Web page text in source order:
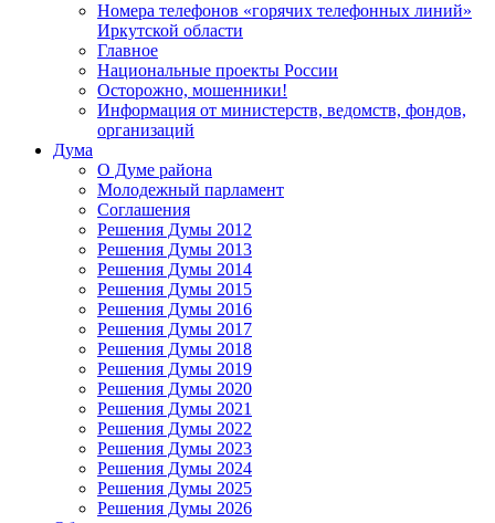
Номера телефонов «горячих телефонных линий»
Иркутской области
Главное
Национальные проекты России
Осторожно, мошенники!
Информация от министерств, ведомств, фондов,
организаций
Дума
О Думе района
Молодежный парламент
Соглашения
Решения Думы 2012
Решения Думы 2013
Решения Думы 2014
Решения Думы 2015
Решения Думы 2016
Решения Думы 2017
Решения Думы 2018
Решения Думы 2019
Решения Думы 2020
Решения Думы 2021
Решения Думы 2022
Решения Думы 2023
Решения Думы 2024
Решения Думы 2025
Решения Думы 2026